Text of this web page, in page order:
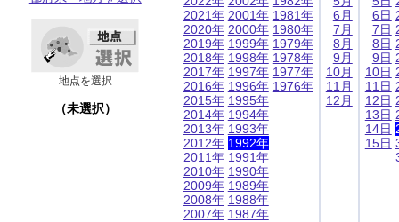
地点を選択
（未選択）
2021年
2020年
2019年
2018年
2017年
2016年
2015年
2014年
2013年
2012年
2011年
2010年
2009年
2008年
2007年
2001年
2000年
1999年
1998年
1997年
1996年
1995年
1994年
1993年
1992年
1991年
1990年
1989年
1988年
1987年
1981年
1980年
1979年
1978年
1977年
1976年
6月
7月
8月
9月
10月
11月
12月
6日
7日
8日
9日
10日
11日
12日
13日
14日
15日